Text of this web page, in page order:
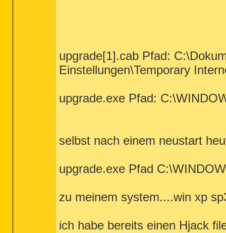
upgrade[1].cab Pfad:
Einstellungen\Temporary
upgrade.exe Pfad:
selbst nach einem neustart
upgrade.exe Pfad
zu meinem system....win xp
ich habe bereits einen Hjack